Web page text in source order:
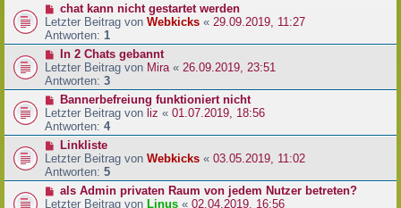
chat kann nicht gestartet werden
Letzter Beitrag von Webkicks « 29.09.2019, 11:27
Antworten: 1
In 2 Chats gebannt
Letzter Beitrag von Mira « 26.09.2019, 23:51
Antworten: 3
Bannerbefreiung funktioniert nicht
Letzter Beitrag von liz « 01.07.2019, 18:56
Antworten: 4
Linkliste
Letzter Beitrag von Webkicks « 03.05.2019, 11:02
Antworten: 5
als Admin privaten Raum von jedem Nutzer betreten?
Letzter Beitrag von Linus « 02.04.2019, 16:56